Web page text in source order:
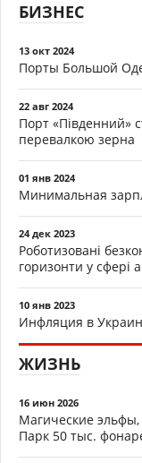
БИЗНЕС
13 окт 2024
Порты Большой
22 авг 2024
Порт «Південний»
перевалкою зерна
01 янв 2024
Минимальная
24 дек 2023
Роботизовані
горизонти у сфері
10 янв 2023
Инфляция в
ЖИЗНЬ
16 июн 2026
Магические
Парк 50 тыс.